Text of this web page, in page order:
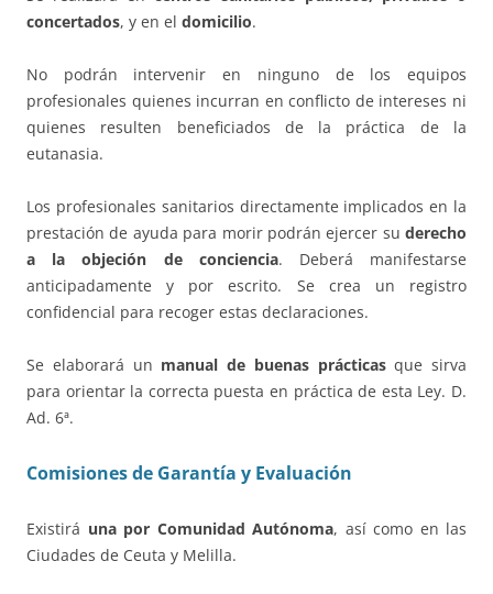
concertados, y en el domicilio.
No podrán intervenir en ninguno de los equipos
profesionales quienes incurran en conflicto de intereses ni
quienes resulten beneficiados de la práctica de la
eutanasia.
Los profesionales sanitarios directamente implicados en la
prestación de ayuda para morir podrán ejercer su derecho
a la objeción de conciencia. Deberá manifestarse
anticipadamente y por escrito. Se crea un registro
confidencial para recoger estas declaraciones.
Se elaborará un manual de buenas prácticasque sirva
para orientar la correcta puesta en práctica de esta Ley. D.
Ad. 6ª.
Comisiones de Garantía y Evaluación
Existirá una por Comunidad Autónoma, así como en las
Ciudades de Ceuta y Melilla.